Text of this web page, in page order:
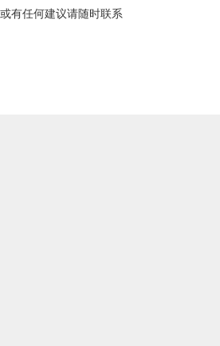
有任何建议请随时联系